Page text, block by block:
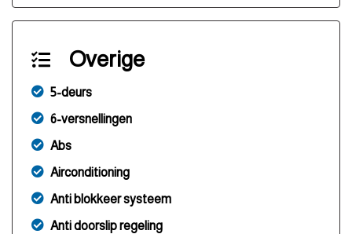
Overige
5-deurs
6-versnellingen
Abs
Airconditioning
Anti blokkeer systeem
Anti doorslip regeling